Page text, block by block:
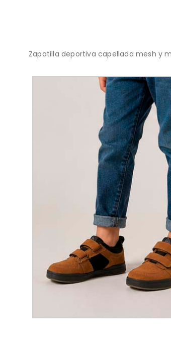
Zapatilla deportiva capellada mesh y